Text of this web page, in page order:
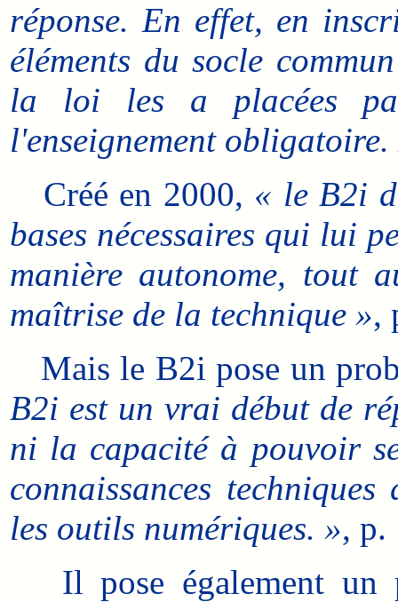
réponse. En effet, en
éléments du socle
la loi les a placées
l'enseignement
Créé en 2000, « le B2i
bases nécessaires qui lui
manière autonome, tout
maîtrise de la technique »,
Mais le B2i pose un
B2i est un vrai début de
ni la capacité à pouvoir
connaissances
les outils numériques. », p.
Il pose également un